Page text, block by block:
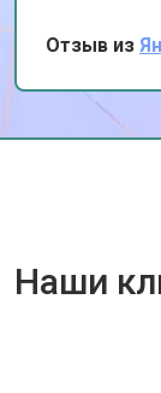
Отзыв из
Наши